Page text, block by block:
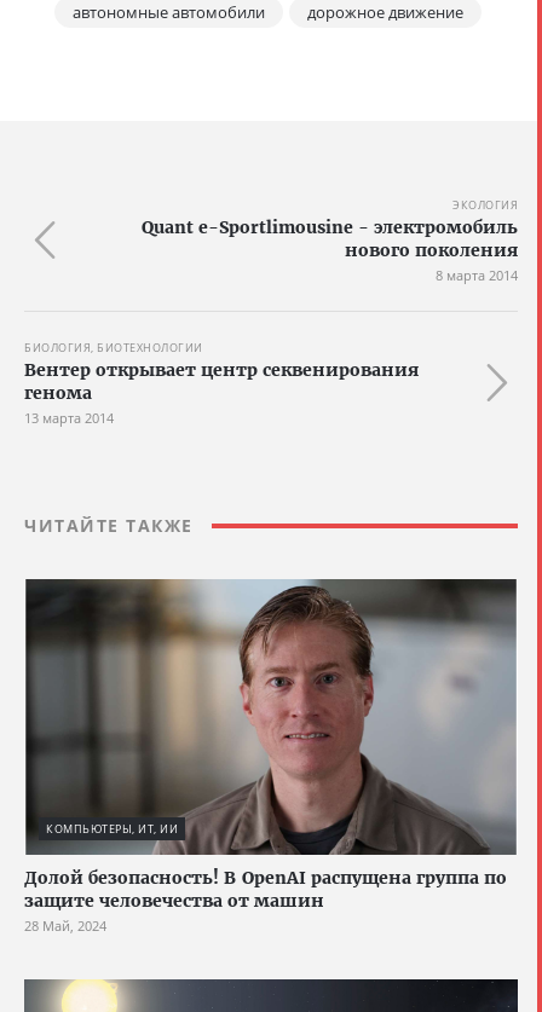
автономные автомобили
дорожное движение
ЭКОЛОГИЯ
Quant e-Sportlimousine - электромобиль
нового поколения
8 марта 2014
БИОЛОГИЯ, БИОТЕХНОЛОГИИ
Вентер открывает центр секвенирования
генома
13 марта 2014
ЧИТАЙТЕ ТАКЖЕ
КОМПЬЮТЕРЫ, ИТ, ИИ
Долой безопасность! В OpenAI распущена группа по
защите человечества от машин
28 Май, 2024